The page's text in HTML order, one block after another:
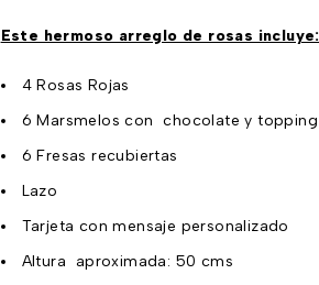
Este hermoso arreglo de rosas incluye:
4 Rosas Rojas
6 Marsmelos con chocolate y topping
6 Fresas recubiertas
Lazo
Tarjeta con mensaje personalizado
Altura aproximada: 50 cms